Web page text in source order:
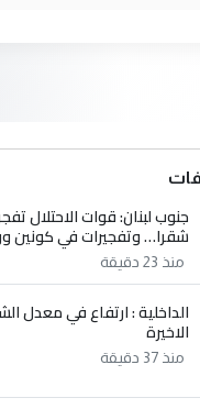
: قرار مستعجل جدا
للمواطن القرار الصائب
للمدير ومغرفة ...
وزير الصحة يعفي مدير
: واحد من عصابة علي ماما
الثالث للعراق ومن
جنوب لبنان: قوات الاحتلال
شقرا… وتفجيرات في كونين
منذ 23 دقيقة
الداخلية : ارتفاع في معدل
الاخيرة
منذ 37 دقيقة